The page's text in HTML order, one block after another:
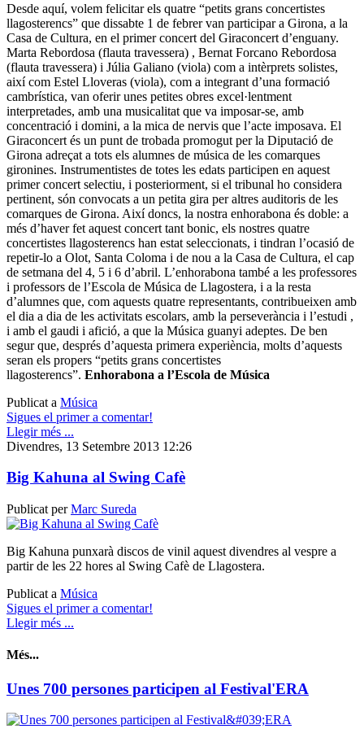
Desde aquí, volem felicitar els quatre “petits grans concertistes
llagosterencs” que dissabte 1 de febrer van participar a Girona, a la
Casa de Cultura, en el primer concert del Giraconcert d’enguany.
Marta Rebordosa (flauta travessera) , Bernat Forcano Rebordosa
(flauta travessera) i Júlia Galiano (viola) com a intèrprets solistes,
així com Estel Lloveras (viola), com a integrant d’una formació
cambrística, van oferir unes petites obres excel·lentment
interpretades, amb una musicalitat que va imposar-se, amb
concentració i domini, a la mica de nervis que l’acte imposava. El
Giraconcert és un punt de trobada promogut per la Diputació de
Girona adreçat a tots els alumnes de música de les comarques
gironines. Instrumentistes de totes les edats participen en aquest
primer concert selectiu, i posteriorment, si el tribunal ho considera
pertinent, són convocats a un petita gira per altres auditoris de les
comarques de Girona. Així doncs, la nostra enhorabona és doble: a
més d’haver fet aquest concert tant bonic, els nostres quatre
concertistes llagosterencs han estat seleccionats, i tindran l’ocasió de
repetir-lo a Olot, Santa Coloma i de nou a la Casa de Cultura, el cap
de setmana del 4, 5 i 6 d’abril. L’enhorabona també a les professores
i professors de l’Escola de Música de Llagostera, i a la resta
d’alumnes que, com aquests quatre representants, contribueixen amb
el dia a dia de les activitats escolars, amb la perseverància i l’estudi ,
i amb el gaudi i afició, a que la Música guanyi adeptes. De ben
segur que, després d’aquesta primera experiència, molts d’aquests
seran els propers “petits grans concertistes
llagosterencs”. Enhorabona a l’Escola de Música
Publicat a Música
Sigues el primer a comentar!
Llegir més ...
Divendres, 13 Setembre 2013 12:26
Big Kahuna al Swing Cafè
Publicat perMarc Sureda
Big Kahuna punxarà discos de vinil aquest divendres al vespre a
partir de les 22 hores al Swing Cafè de Llagostera.
Publicat a Música
Sigues el primer a comentar!
Llegir més ...
Més...
Unes 700 persones participen al Festival'ERA